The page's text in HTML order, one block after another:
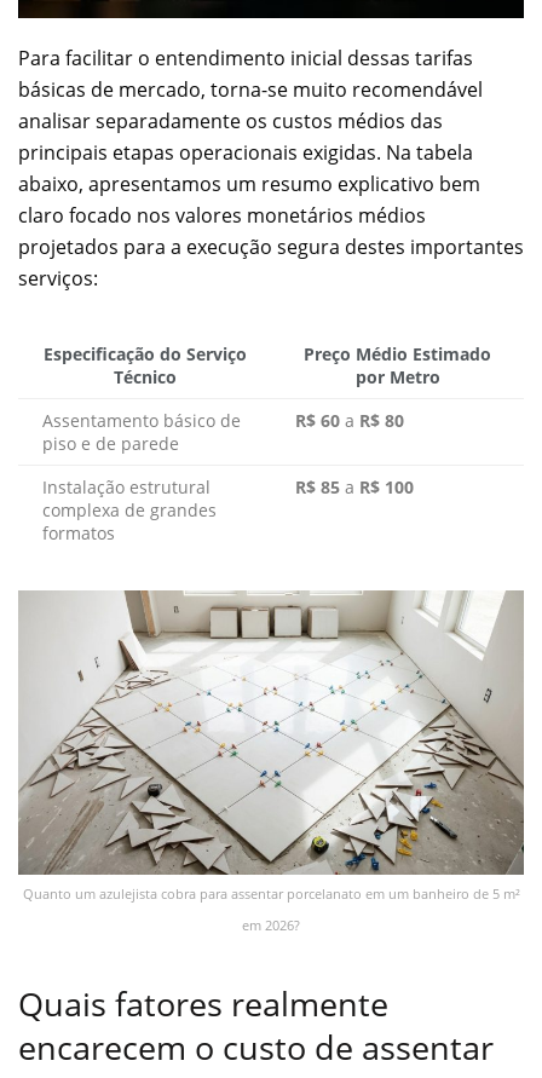
Para facilitar o entendimento inicial dessas tarifas
básicas de mercado, torna-se muito recomendável
analisar separadamente os custos médios das
principais etapas operacionais exigidas. Na tabela
abaixo, apresentamos um resumo explicativo bem
claro focado nos valores monetários médios
projetados para a execução segura destes importantes
serviços:
Especificação do Serviço
Técnico
Preço Médio Estimado
por Metro
Assentamento básico de
piso e de parede
R$ 60 a R$ 80
Instalação estrutural
complexa de grandes
formatos
R$ 85 a R$ 100
Quanto um azulejista cobra para assentar porcelanato em um banheiro de 5 m²
em 2026?
Quais fatores realmente
encarecem o custo de assentar